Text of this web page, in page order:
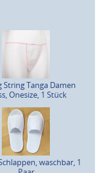
String Tanga Damen
Onesize, 1 Stück
waschbar, 1